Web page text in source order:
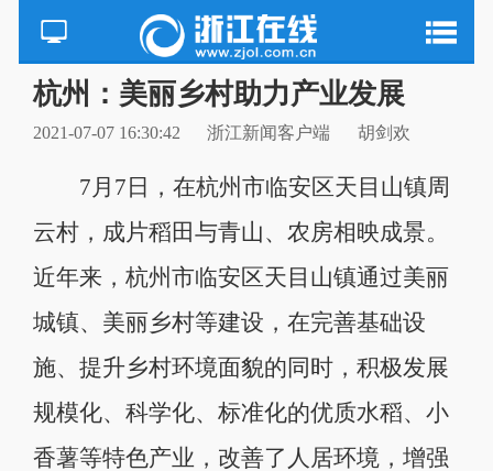
杭州：美丽乡村助力产业发展
2021-07-07 16:30:42 浙江新闻客户端 胡剑欢
7月7日，在杭州市临安区天目山镇周
云村，成片稻田与青山、农房相映成景。
近年来，杭州市临安区天目山镇通过美丽
城镇、美丽乡村等建设，在完善基础设
施、提升乡村环境面貌的同时，积极发展
规模化、科学化、标准化的优质水稻、小
香薯等特色产业，改善了人居环境，增强